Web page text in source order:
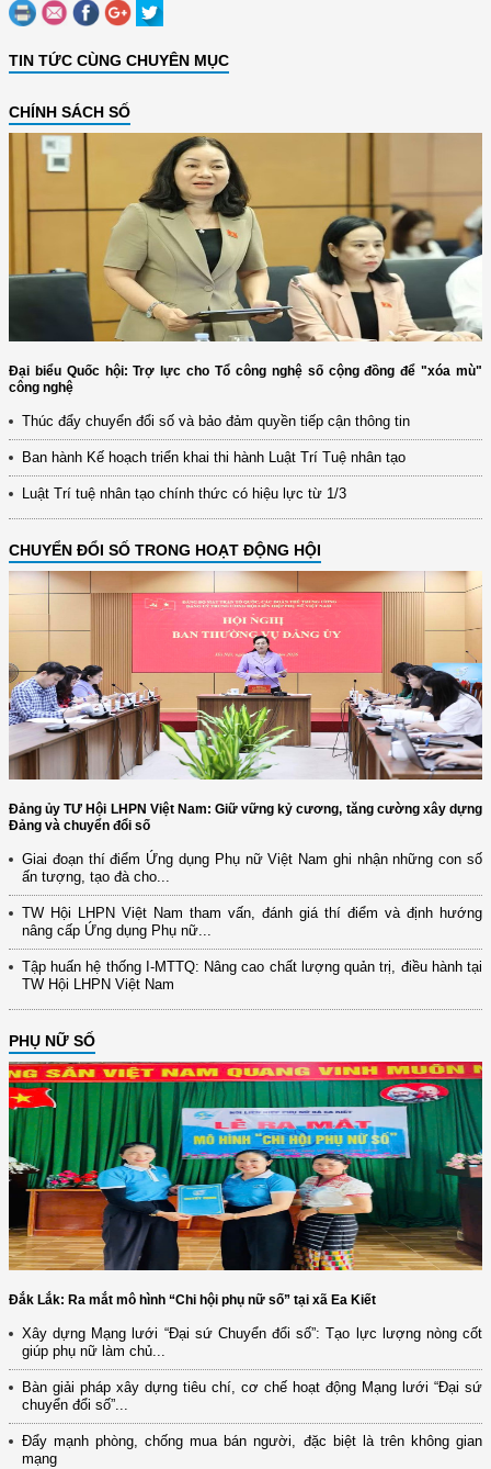
TIN TỨC CÙNG CHUYÊN MỤC
CHÍNH SÁCH SỐ
Đại biểu Quốc hội: Trợ lực cho Tổ công nghệ số cộng đồng để "xóa mù"
công nghệ
Thúc đẩy chuyển đổi số và bảo đảm quyền tiếp cận thông tin
Ban hành Kế hoạch triển khai thi hành Luật Trí Tuệ nhân tạo
Luật Trí tuệ nhân tạo chính thức có hiệu lực từ 1/3
CHUYỂN ĐỔI SỐ TRONG HOẠT ĐỘNG HỘI
Đảng ủy TƯ Hội LHPN Việt Nam: Giữ vững kỷ cương, tăng cường xây dựng
Đảng và chuyển đổi số
Giai đoạn thí điểm Ứng dụng Phụ nữ Việt Nam ghi nhận những con số
ấn tượng, tạo đà cho...
TW Hội LHPN Việt Nam tham vấn, đánh giá thí điểm và định hướng
nâng cấp Ứng dụng Phụ nữ...
Tập huấn hệ thống I-MTTQ: Nâng cao chất lượng quản trị, điều hành tại
TW Hội LHPN Việt Nam
PHỤ NỮ SỐ
Đắk Lắk: Ra mắt mô hình “Chi hội phụ nữ số” tại xã Ea Kiết
Xây dựng Mạng lưới “Đại sứ Chuyển đổi số”: Tạo lực lượng nòng cốt
giúp phụ nữ làm chủ...
Bàn giải pháp xây dựng tiêu chí, cơ chế hoạt động Mạng lưới “Đại sứ
chuyển đổi số”...
Đẩy mạnh phòng, chống mua bán người, đặc biệt là trên không gian
mạng